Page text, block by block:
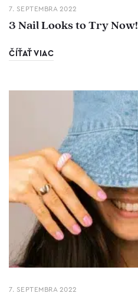
7. SEPTEMBRA 2022
3 Nail Looks to Try Now!
ČÍŤAŤ VIAC
7. SEPTEMBRA 2022